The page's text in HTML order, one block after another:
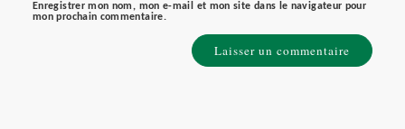
Enregistrer mon nom, mon e-mail et mon site dans le navigateur pour
mon prochain commentaire.